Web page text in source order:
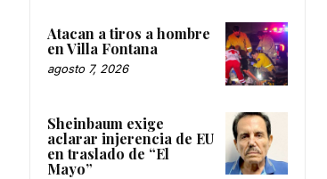
Atacan a tiros a hombre
en Villa Fontana
agosto 7, 2026
Sheinbaum exige
aclarar injerencia de EU
en traslado de “El
Mayo”